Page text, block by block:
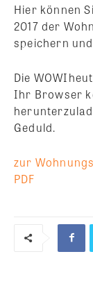
Hier können
2017 der
speichern
Die
Ihr Browser
Geduld.
zur
PDF